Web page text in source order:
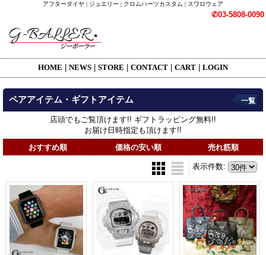
アフターダイヤ | ジュエリー | クロムハーツカスタム | スワロウェア
✆03-5808-0090
HOME NEWS STORE CONTACT CART LOGIN
ペアアイテム・ギフトアイテム
店頭でもご覧頂けます!! ギフトラッピング無料!!
お届け日時指定も頂けます!!
一覧
おすすめ順 価格の安い順 売れ筋順
表示件数: